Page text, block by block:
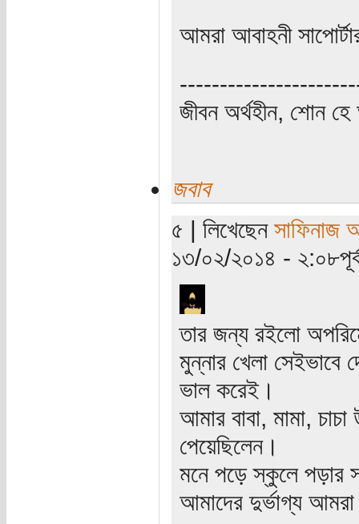
আমরা আবাহনী
জীবন অর্থহীন, শোন হে
জবাব
৫ | লিখেছেন সাফিনাজ
১৩/০২/২০১৪ -
তার জন্য রইলো
মুন্নার খেলা সেইভাবে
ভাল করেই।
আমার বাবা, মামা,
পেয়েছিলেন।
মনে পড়ে স্কুলে পড়ার
আমাদের দুর্ভাগ্য